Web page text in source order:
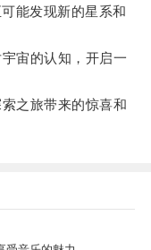
能发现新的星系和
宙的认知，开启一
之旅带来的惊喜和